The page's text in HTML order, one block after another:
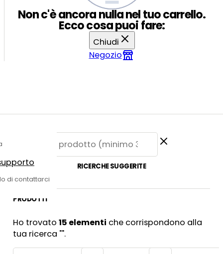
di contattarci
Non c'è ancora nulla nel tuo carrello.
Ecco cosa puoi fare:
Chiudi
Negozio
RICERCHE SUGGERITE
PRODOTTI
Ho trovato15 elementi che corrispondono alla
tua ricerca "".